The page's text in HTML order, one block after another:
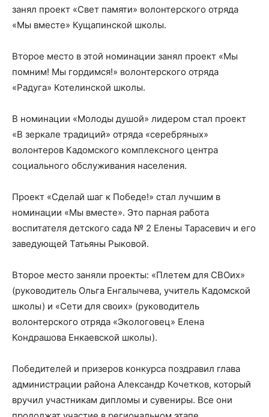
занял проект «Свет памяти» волонтерского отряда
«Мы вместе» Кущапинской школы.
Второе место в этой номинации занял проект «Мы
помним! Мы гордимся!» волонтерского отряда
«Радуга» Котелинской школы.
В номинации «Молоды душой» лидером стал проект
«В зеркале традиций» отряда «серебряных»
волонтеров Кадомского комплексного центра
социального обслуживания населения.
Проект «Сделай шаг к Победе!» стал лучшим в
номинации «Мы вместе». Это парная работа
воспитателя детского сада № 2 Елены Тарасевич и его
заведующей Татьяны Рыковой.
Второе место заняли проекты: «Плетем для СВОих»
(руководитель Ольга Енгалычева, учитель Кадомской
школы) и «Сети для своих» (руководитель
волонтерского отряда «Экологовец» Елена
Кондрашова Енкаевской школы).
Победителей и призеров конкурса поздравил глава
администрации района Александр Кочетков, который
вручил участникам дипломы и сувениры. Все они